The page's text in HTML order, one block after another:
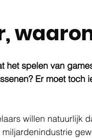
het spelen van
Er moet
willen natuurlijk
miljardenindustrie